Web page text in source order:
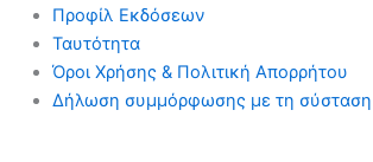
Προφίλ Εκδόσεων
Ταυτότητα
Όροι Χρήσης & Πολιτική Απορρήτου
Δήλωση συμμόρφωσης με τη